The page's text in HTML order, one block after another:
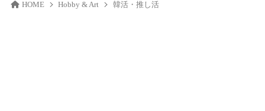
HOME Hobby & Art 韓活・推し活